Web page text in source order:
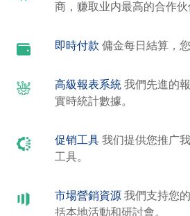
商，赚取业内最高的合作伙
即時付款 傭金每日結算，
高級報表系統我們先進的
實時統計數據。
促销工具我们提供您推广
工具。
市場營銷資源我們支持您
括本地活動和研討會。